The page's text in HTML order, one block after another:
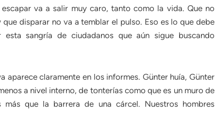
va a salir muy caro, tanto como la vida. Que no
disparar no va a temblar el pulso. Eso es lo que debe
sangría de ciudadanos que aún sigue buscando
aparece claramente en los informes. Günter huía, Günter
a nivel interno, de tonterías como que es un muro de
que la barrera de una cárcel. Nuestros hombres